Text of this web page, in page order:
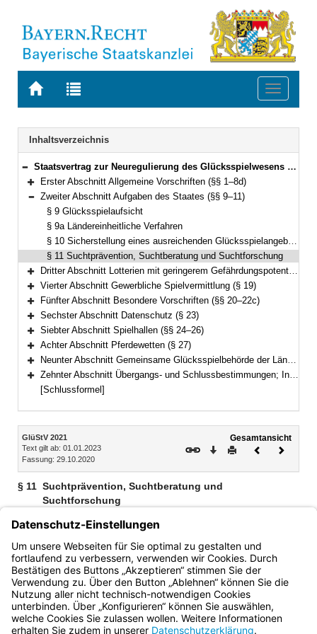
Zur
BAYERN.RECHT
Zur
letzten
Suche
Toggle
Navigation
Inhaltsverzeichnis
Bereich reduzieren
Staatsvertrag zur Neuregulierung des Glücksspielwesens in Deutschland (Glücksspielstaatsvertrag 2021 – GlüStV 2021) Vom 29. Oktober 2020 (§§ 1–35)
Bereich erweitern
Erster Abschnitt Allgemeine Vorschriften (§§ 1–8d)
Bereich reduzieren
Zweiter Abschnitt Aufgaben des Staates (§§ 9–11)
§ 9 Glücksspielaufsicht
§ 9a Ländereinheitliche Verfahren
§ 10 Sicherstellung eines ausreichenden Glücksspielangebotes
§ 11 Suchtprävention, Suchtberatung und Suchtforschung
Bereich erweitern
Dritter Abschnitt Lotterien mit geringerem Gefährdungspotential (§§ 12–18)
Bereich erweitern
Vierter Abschnitt Gewerbliche Spielvermittlung (§ 19)
Bereich erweitern
Fünfter Abschnitt Besondere Vorschriften (§§ 20–22c)
Bereich erweitern
Sechster Abschnitt Datenschutz (§ 23)
Bereich erweitern
Siebter Abschnitt Spielhallen (§§ 24–26)
Bereich erweitern
Achter Abschnitt Pferdewetten (§ 27)
Bereich erweitern
Neunter Abschnitt Gemeinsame Glücksspielbehörde der Länder (§§ 27a–27p)
Bereich erweitern
Zehnter Abschnitt Übergangs- und Schlussbestimmungen; Inkrafttreten und Kündigung (§§ 28–35)
[Schlussformel]
Inhalt
GlüStV 2021
Text gilt ab: 01.01.2023
Fassung: 29.10.2020
Gesamtansicht
Download
DruckenVorheriges
§ 11 Suchtprävention, Suchtberatung und
Suchtforschung
Die Länder stellen Maßnahmen der Suchtprävention,
entsprechende Beratungsangebote sowie die
wissenschaftliche Forschung zur Vermeidung und Abwehr
von Suchtgefahren durch Glücksspiele sicher.
Bayern.de
BayernPortal